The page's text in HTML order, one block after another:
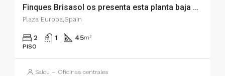
Finques Brisasol os presenta esta planta baja con terraza y piscina en Salou – 003.03370
Plaza Europa,Spain
2 1 45m²
PISO
Salou – Oficinas centrales